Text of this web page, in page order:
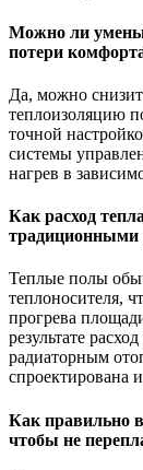
Можно ли
потери
Да, можно
теплоизоляцию
точной
системы
нагрев в
Как расход
традиционными
Теплые полы
теплоносителя,
прогрева
результате
радиаторным
спроектирована
Как правильно
чтобы не